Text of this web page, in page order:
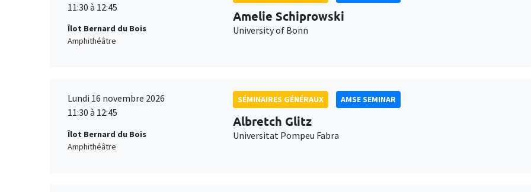
11:30 à 12:45
Îlot Bernard du Bois
Amphithéâtre
Amelie Schiprowski
University of Bonn
Lundi 16 novembre 2026
11:30 à 12:45
Îlot Bernard du Bois
Amphithéâtre
SÉMINAIRES GÉNÉRAUX AMSE SEMINAR
Albretch Glitz
Universitat Pompeu Fabra